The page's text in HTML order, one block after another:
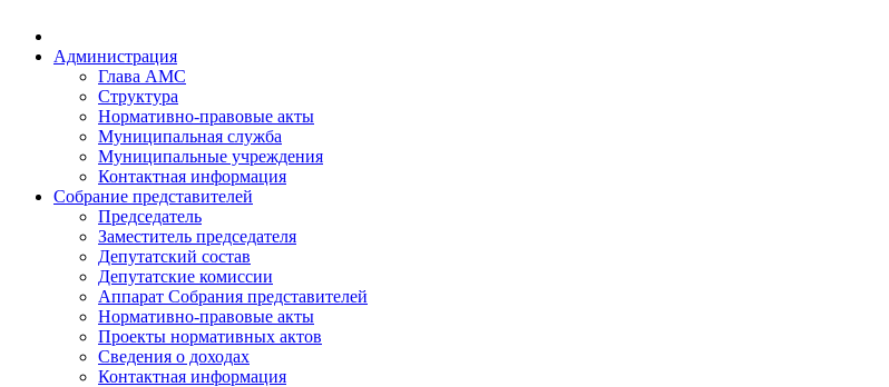
Администрация
Глава АМС
Структура
Нормативно-правовые акты
Муниципальная служба
Муниципальные учреждения
Контактная информация
Собрание представителей
Председатель
Заместитель председателя
Депутатский состав
Депутатские комиссии
Аппарат Собрания представителей
Нормативно-правовые акты
Проекты нормативных актов
Сведения о доходах
Контактная информация